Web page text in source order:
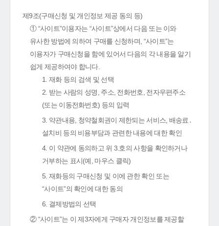
제9조(구매신청 및 개인정보 제공 동의 등)
① “사이트”이용자는 “사이트”상에서 다음 또는 이와
유사한 방법에 의하여 구매를 신청하며, “사이트”는
이용자가 구매신청을 함에 있어서 다음의 각 내용을 알기
쉽게 제공하여야 합니다.
1. 재화 등의 검색 및 선택
2. 받는 사람의 성명, 주소, 전화번호, 전자우편주소
(또는 이동전화번호) 등의 입력
3. 약관내용, 청약철회권이 제한되는 서비스, 배송료․
설치비 등의 비용부담과 관련한 내용에 대한 확인
4. 이 약관에 동의하고 위 3.호의 사항을 확인하거나
거부하는 표시(예, 마우스 클릭)
5. 재화등의 구매신청 및 이에 관한 확인 또는
“사이트”의 확인에 대한 동의
6. 결제방법의 선택
② “사이트”는 이 제3자에게 구매자 개인정보를 제공할